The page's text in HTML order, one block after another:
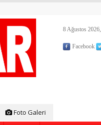
8 Ağustos
Facebook
Foto Galeri